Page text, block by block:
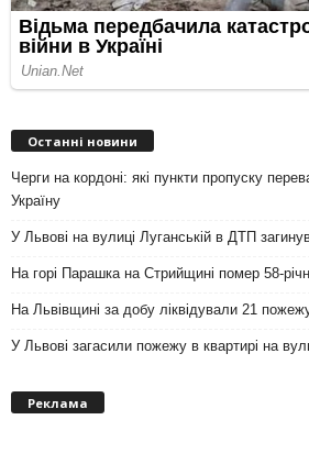
Останні новини
Черги на кордоні: які пункти пропуску
Україну
У Львові на вулиці Луганській в ДТП
На горі Парашка на Стрийщині помер 58-
На Львівщині за добу ліквідували 21
У Львові загасили пожежу в квартирі на
Реклама